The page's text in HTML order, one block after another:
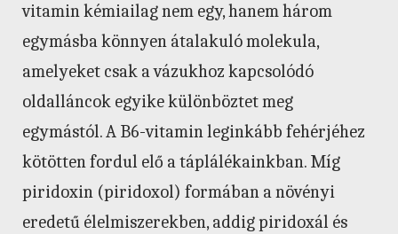
vitamin kémiailag nem egy, hanem három
egymásba könnyen átalakuló molekula,
amelyeket csak a vázukhoz kapcsolódó
oldalláncok egyike különböztet meg
egymástól. A B6-vitamin leginkább fehérjéhez
kötötten fordul elő a táplálékainkban. Míg
piridoxin (piridoxol) formában a növényi
eredetű élelmiszerekben, addig piridoxál és